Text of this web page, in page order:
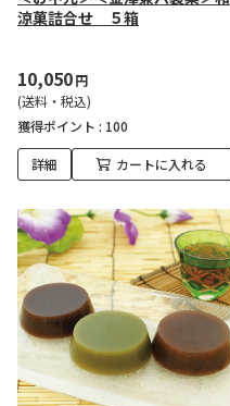
涼菓詰合せ ５箱
10,050円
(送料・税込)
獲得ポイント : 100
詳細 カートに入れる